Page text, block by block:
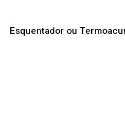
Esquentador ou